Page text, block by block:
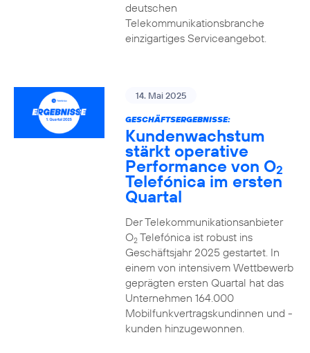
deutschen
Telekommunikationsbranche
einzigartiges Serviceangebot.
14. Mai 2025
GESCHÄFTSERGEBNISSE:
Kundenwachstum
stärkt operative
Performance von O2
Telefónica im ersten
Quartal
Der Telekommunikationsanbieter
O2Telefónica ist robust ins
Geschäftsjahr 2025 gestartet. In
einem von intensivem Wettbewerb
geprägten ersten Quartal hat das
Unternehmen 164.000
Mobilfunkvertragskundinnen und -
kunden hinzugewonnen.